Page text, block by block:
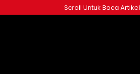
ke
Scroll Untuk Baca Artikel